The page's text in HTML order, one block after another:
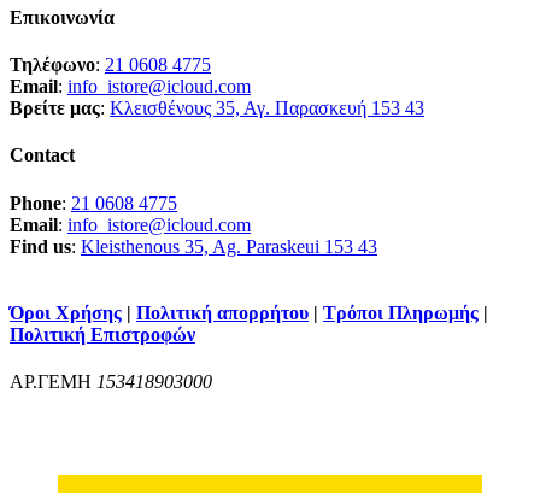
Επικοινωνία
Τηλέφωνο: 21 0608 4775
Email: info_istore@icloud.com
Βρείτε μας: Κλεισθένους 35, Αγ. Παρασκευή 153 43
Contact
Phone: 21 0608 4775
Email: info_istore@icloud.com
Find us: Kleisthenous 35, Ag. Paraskeui 153 43
Όροι Χρήσης | Πολιτική απορρήτου | Τρόποι Πληρωμής |
Πολιτική Επιστροφών
ΑΡ.ΓΕΜΗ 153418903000